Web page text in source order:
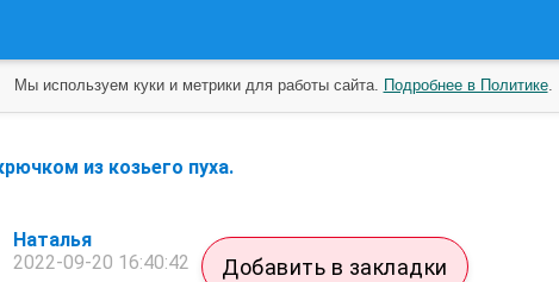
из козьего пуха.
Наталья
2022-09-20 16:40:42
Добавить в закладки
Мы используем куки и метрики для работы сайта. Подробнее в Политике.